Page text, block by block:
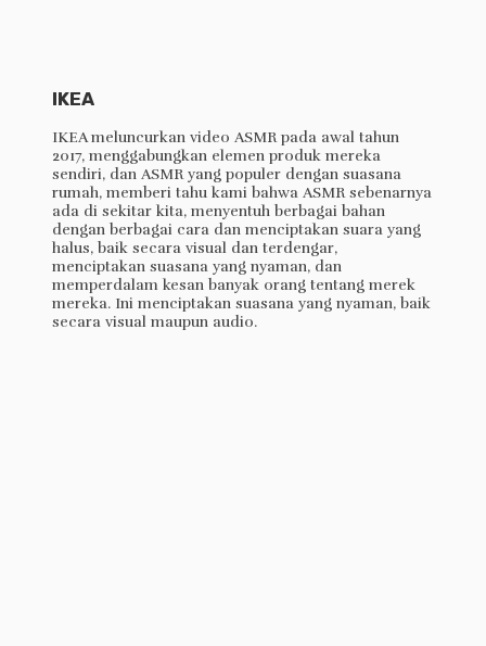
IKEA
IKEA meluncurkan video ASMR pada awal tahun
2017, menggabungkan elemen produk mereka
sendiri, dan ASMR yang populer dengan suasana
rumah, memberi tahu kami bahwa ASMR sebenarnya
ada di sekitar kita, menyentuh berbagai bahan
dengan berbagai cara dan menciptakan suara yang
halus, baik secara visual dan terdengar,
menciptakan suasana yang nyaman, dan
memperdalam kesan banyak orang tentang merek
mereka. Ini menciptakan suasana yang nyaman, baik
secara visual maupun audio.